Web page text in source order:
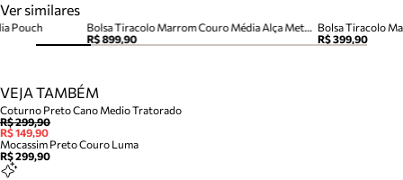
Ver similares
Bolsa Tiracolo Marrom Couro Média Alça Metais
R$ 899,90
Bolsa Tiracolo
R$ 399,90
Pouch
VEJA TAMBÉM
Coturno Preto Cano Medio Tratorado
R$ 299,90
R$ 149,90
Mocassim Preto Couro Luma
R$ 299,90